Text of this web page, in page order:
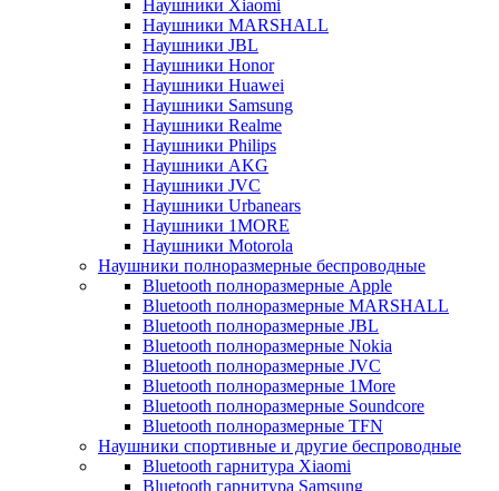
Наушники Xiaomi
Наушники MARSHALL
Наушники JBL
Наушники Honor
Наушники Huawei
Наушники Samsung
Наушники Realme
Наушники Philips
Наушники AKG
Наушники JVC
Наушники Urbanears
Наушники 1MORE
Наушники Motorola
Наушники полноразмерные беспроводные
Bluetooth полноразмерные Apple
Bluetooth полноразмерные MARSHALL
Bluetooth полноразмерные JBL
Bluetooth полноразмерные Nokia
Bluetooth полноразмерные JVC
Bluetooth полноразмерные 1More
Bluetooth полноразмерные Soundcore
Bluetooth полноразмерные TFN
Наушники спортивные и другие беспроводные
Bluetooth гарнитура Xiaomi
Bluetooth гарнитура Samsung